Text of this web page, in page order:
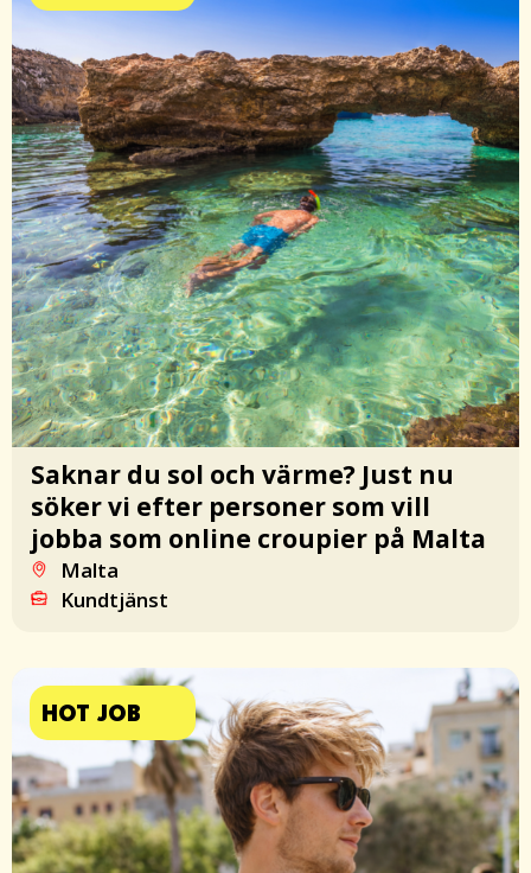
Saknar du sol och värme? Just nu
söker vi efter personer som vill
jobba som online croupier på Malta
Malta
Kundtjänst
HOT JOB